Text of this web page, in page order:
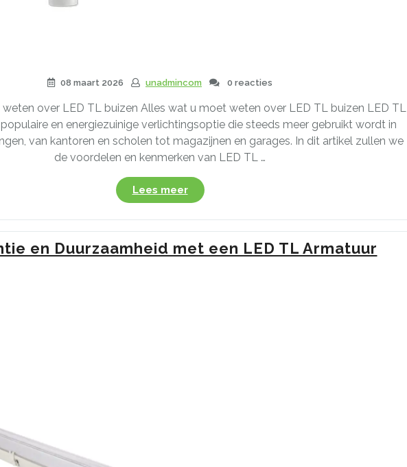
08 maart 2026 unadmincom 0 reacties
over LED TL buizen Alles wat u moet weten over LED TL buizen LED TL
en energiezuinige verlichtingsoptie die steeds meer gebruikt wordt in
van kantoren en scholen tot magazijnen en garages. In dit artikel zullen we
de voordelen en kenmerken van LED TL …
Lees meer“Alles
over
energiezuinige
verlichting:
de
en Duurzaamheid met een LED TL Armatuur